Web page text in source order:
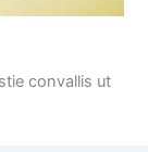
convallis ut